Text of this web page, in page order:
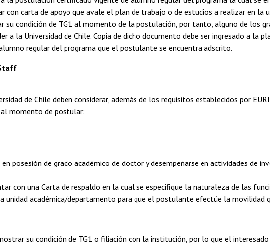
con carta de apoyo que avale el plan de trabajo o de estudios a realizar en la
su condición de TG1 al momento de la postulación, por tanto, alguno de los
a la Universidad de Chile. Copia de dicho documento debe ser ingresado a la
regular del programa que el postulante se encuentra adscrito.
de Chile deben considerar, además de los requisitos establecidos por
momento de postular:
posesión de grado académico de doctor y desempeñarse en actividades de
con una Carta de respaldo en la cual se especifique la naturaleza de las
unidad académica/departamento para que el postulante efectúe la movilidad
su condición de TG1 o filiación con la institución, por lo que el interesado